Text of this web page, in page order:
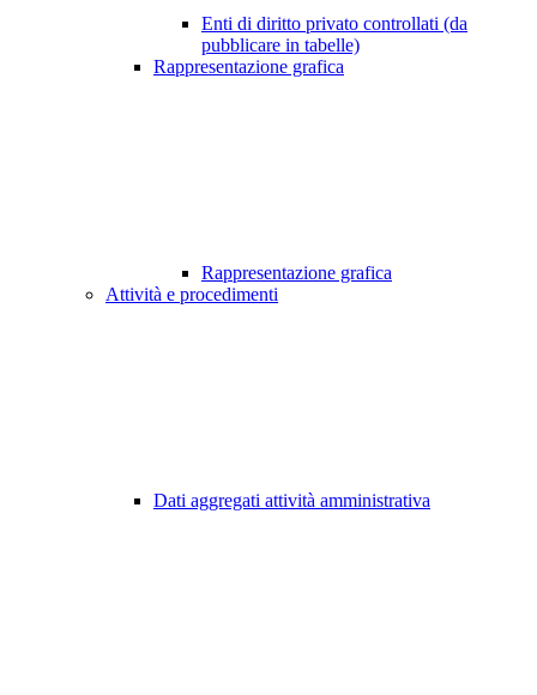
Enti di diritto privato controllati (da
pubblicare in tabelle)
Rappresentazione grafica
Rappresentazione grafica
Attività e procedimenti
Dati aggregati attività amministrativa